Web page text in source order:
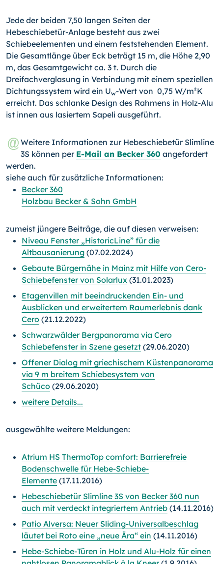
Jede der beiden 7,50 langen Seiten der
Hebeschiebetür-Anlage besteht aus zwei
Schiebeelementen und einem feststehenden Element.
Die Gesamtlänge über Eck beträgt 15 m, die Höhe 2,90
m, das Gesamtgewicht ca. 3 t. Durch die
Dreifachverglasung in Verbindung mit einem speziellen
Dichtungssystem wird ein Uw-Wert von 0,75 W/m²K
erreicht. Das schlanke Design des Rahmens in Holz-Alu
ist innen aus lasiertem Sapeli ausgeführt.
Weitere Informationen zur Hebeschiebetür Slimline
3S können per E-Mail an Becker 360 angefordert
werden.
siehe auch für zusätzliche Informationen:
Becker 360
Holzbau Becker & Sohn GmbH
zumeist jüngere Beiträge, die auf diesen verweisen:
Niveau Fenster „HistoricLine” für die
Altbausanierung (07.02.2024)
Gebaute Bürgernähe in Mainz mit Hilfe von Cero-
Schiebefenster von Solarlux (31.01.2023)
Etagenvillen mit beeindruckenden Ein- und
Ausblicken und erweitertem Raumerlebnis dank
Cero (21.12.2022)
Schwarzwälder Bergpanorama via Cero
Schiebefenster in Szene gesetzt (29.06.2020)
Offener Dialog mit griechischem Küstenpanorama
via 9 m breitem Schiebesystem von
Schüco (29.06.2020)
weitere Details...
ausgewählte weitere Meldungen:
Atrium HS ThermoTop comfort: Barrierefreie
Bodenschwelle für Hebe-Schiebe-
Elemente (17.11.2016)
Hebeschiebetür Slimline 3S von Becker 360 nun
auch mit verdeckt integriertem Antrieb (14.11.2016)
Patio Alversa: Neuer Sliding-Universalbeschlag
läutet bei Roto eine „neue Ära“ ein (14.11.2016)
Hebe-Schiebe-Türen in Holz und Alu-Holz für einen